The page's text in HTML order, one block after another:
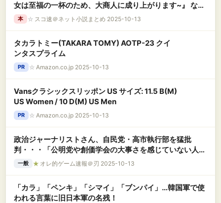
女は至福の一杯のため、大商人に成り上がります~』 など
の表紙
本 ☆ スコ速＠ネット小説まとめ 2025-10-13
タカラトミー(TAKARA TOMY) AOTP-23 クイ
ンタスプライム
PR ☆ Amazon.co.jp 2025-10-13
Vansクラシックスリッポン US サイズ: 11.5 B(M)
US Women / 10 D(M) US Men
PR ☆ Amazon.co.jp 2025-10-13
政治ジャーナリストさん、自民党・高市執行部を猛批
判・・・「公明党や創価学会の大事さを感じていない人が
多い！慢心している！」
一般 ★ オレ的ゲーム速報＠刃 2025-10-13
「カラ」「ペンキ」「シマイ」「ブンパイ」…韓国軍で使
われる言葉に旧日本軍の名残！